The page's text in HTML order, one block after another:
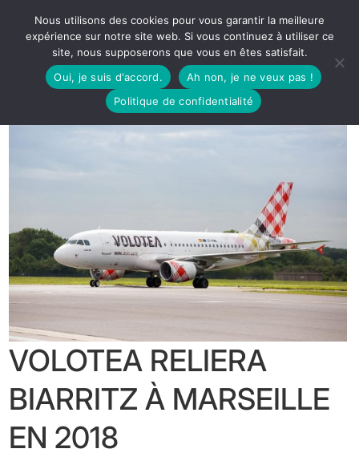
VOLOTEA RELIERA
BIARRITZ À MARSEILLE
EN 2018
Nous utilisons des cookies pour vous garantir la meilleure
expérience sur notre site web. Si vous continuez à utiliser ce
site, nous supposerons que vous en êtes satisfait.
Oui, je suis d'accord.
Ah non, je ne veux pas !
Politique de confidentialité